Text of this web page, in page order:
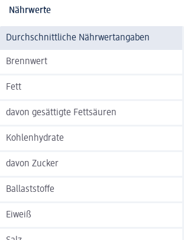
Nährwerte
Durchschnittliche Nährwertangaben
Brennwert
Fett
davon gesättigte Fettsäuren
Kohlenhydrate
davon Zucker
Ballaststoffe
Eiweiß